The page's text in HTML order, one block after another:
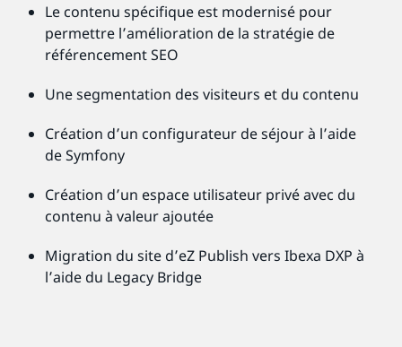
Le contenu spécifique est modernisé pour
permettre l’amélioration de la stratégie de
référencement SEO
Une segmentation des visiteurs et du contenu
Création d’un configurateur de séjour à l’aide
de Symfony
Création d’un espace utilisateur privé avec du
contenu à valeur ajoutée
Migration du site d’eZ Publish vers Ibexa DXP à
l’aide du Legacy Bridge